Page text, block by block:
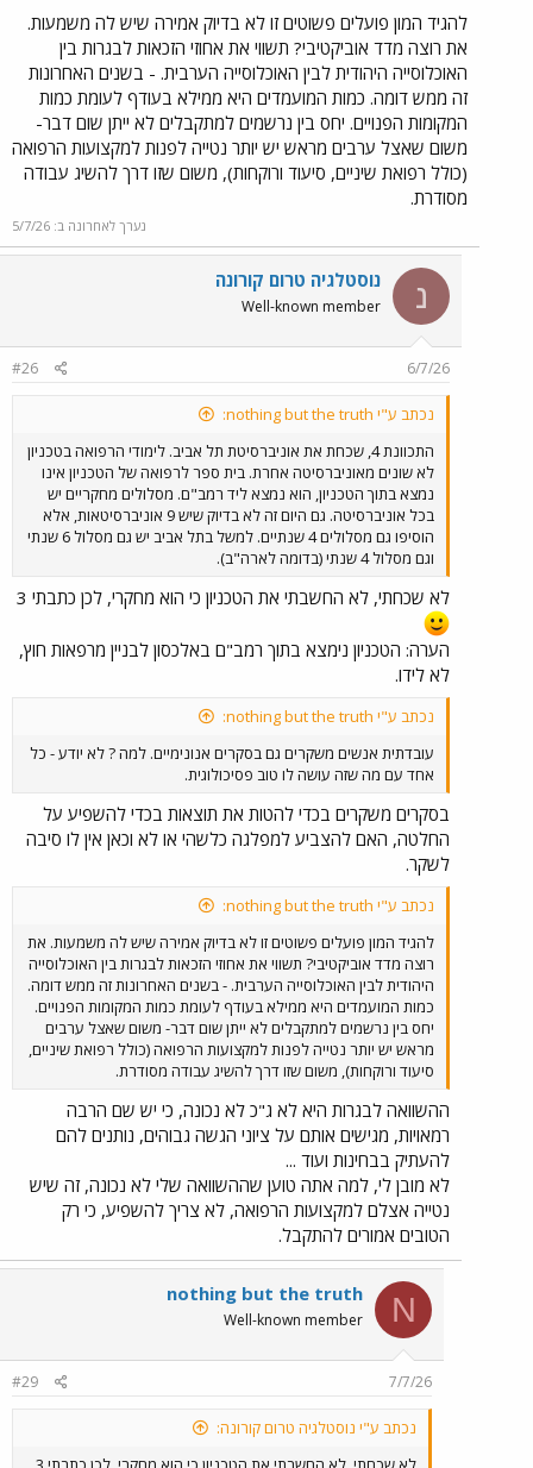
להגיד המון פועלים פשוטים זו לא בדיוק אמירה שיש לה משמעות.
את רוצה מדד אוביקטיבי? תשווי את אחוזי הזכאות לבגרות בין
האוכלוסייה היהודית לבין האוכלוסייה הערבית. - בשנים האחרונות
זה ממש דומה. כמות המועמדים היא ממילא בעודף לעומת כמות
המקומות הפנויים. יחס בין נרשמים למתקבלים לא ייתן שום דבר-
משום שאצל ערבים מראש יש יותר נטייה לפנות למקצועות הרפואה
(כולל רפואת שיניים, סיעוד ורוקחות), משום שזו דרך להשיג עבודה
מסודרת.
נערך לאחרונה ב: 5/7/26
נ נוסטלגיה טרום קורונה
Well-known member
6/7/26
#26
נכתב ע"י nothing but the truth:
התכוונת 4, שכחת את אוניברסיטת תל אביב. לימודי הרפואה בטכניון
לא שונים מאוניברסיטה אחרת. בית ספר לרפואה של הטכניון אינו
נמצא בתוך הטכניון, הוא נמצא ליד רמב"ם. מסלולים מחקריים יש
בכל אוניברסיטה. גם היום זה לא בדיוק שיש 9 אוניברסיטאות, אלא
הוסיפו גם מסלולים 4 שנתיים. למשל בתל אביב יש גם מסלול 6 שנתי
וגם מסלול 4 שנתי (בדומה לארה"ב).
לא שכחתי, לא החשבתי את הטכניון כי הוא מחקרי, לכן כתבתי 3
הערה: הטכניון נימצא בתוך רמב"ם באלכסון לבניין מרפאות חוץ,
לא לידו.
נכתב ע"י nothing but the truth:
עובדתית אנשים משקרים גם בסקרים אנונימיים. למה ? לא יודע - כל
אחד עם מה שזה עושה לו טוב פסיכולוגית.
בסקרים משקרים בכדי להטות את תוצאות בכדי להשפיע על
החלטה, האם להצביע למפלגה כלשהי או לא וכאן אין לו סיבה
לשקר.
נכתב ע"י nothing but the truth:
להגיד המון פועלים פשוטים זו לא בדיוק אמירה שיש לה משמעות. את
רוצה מדד אוביקטיבי? תשווי את אחוזי הזכאות לבגרות בין האוכלוסייה
היהודית לבין האוכלוסייה הערבית. - בשנים האחרונות זה ממש דומה.
כמות המועמדים היא ממילא בעודף לעומת כמות המקומות הפנויים.
יחס בין נרשמים למתקבלים לא ייתן שום דבר- משום שאצל ערבים
מראש יש יותר נטייה לפנות למקצועות הרפואה (כולל רפואת שיניים,
סיעוד ורוקחות), משום שזו דרך להשיג עבודה מסודרת.
ההשוואה לבגרות היא לא ג"כ לא נכונה, כי יש שם הרבה
רמאויות, מגישים אותם על ציוני הגשה גבוהים, נותנים להם
להעתיק בבחינות ועוד ...
לא מובן לי, למה אתה טוען שההשוואה שלי לא נכונה, זה שיש
נטייה אצלם למקצועות הרפואה, לא צריך להשפיע, כי רק
הטובים אמורים להתקבל.
N
nothing but the truth
Well-known member
7/7/26
#29
נכתב ע"י נוסטלגיה טרום קורונה: